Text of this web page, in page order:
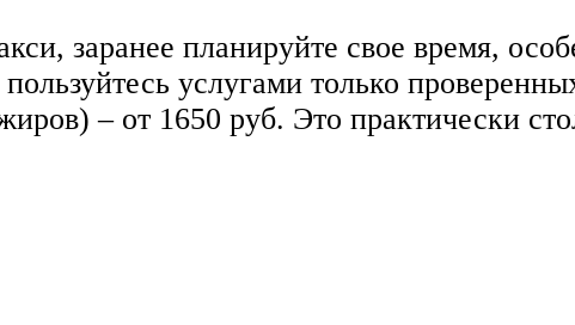
заранее планируйте свое время,
услугами только
– от 1650 руб. Это практически